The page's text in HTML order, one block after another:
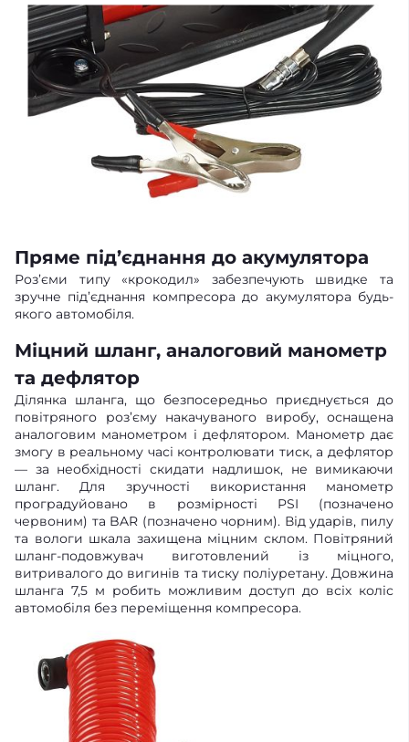
Пряме під’єднання до акумулятора
Роз’єми типу «крокодил» забезпечують швидке та
зручне під’єднання компресора до акумулятора будь-
якого автомобіля.
Міцний шланг, аналоговий манометр
та дефлятор
Ділянка шланга, що безпосередньо приєднується до
повітряного роз’єму накачуваного виробу, оснащена
аналоговим манометром і дефлятором. Манометр дає
змогу в реальному часі контролювати тиск, а дефлятор
— за необхідності скидати надлишок, не вимикаючи
шланг. Для зручності використання манометр
проградуйовано в розмірності PSI (позначено
червоним) та BAR (позначено чорним). Від ударів, пилу
та вологи шкала захищена міцним склом. Повітряний
шланг-подовжувач виготовлений із міцного,
витривалого до вигинів та тиску поліуретану. Довжина
шланга 7,5 м робить можливим доступ до всіх коліс
автомобіля без переміщення компресора.